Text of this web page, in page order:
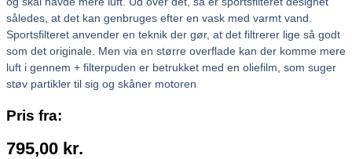
således, at det kan genbruges efter en vask med varmt vand.
Sportsfilteret anvender en teknik der gør, at det filtrerer lige så godt
som det originale. Men via en større overflade kan der komme mere
luft i gennem + filterpuden er betrukket med en oliefilm, som suger
støv partikler til sig og skåner motoren
Pris fra:
795,00 kr.